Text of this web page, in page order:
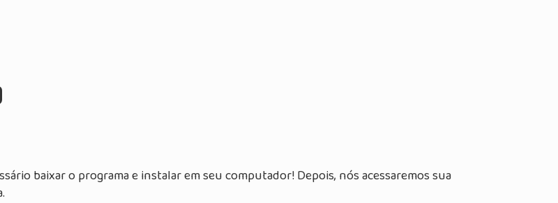
baixar o programa e instalar em seu computador! Depois, nós acessaremos sua